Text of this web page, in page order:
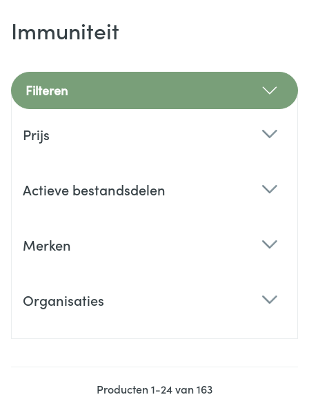
Immuniteit
Filteren
Prijs
Actieve bestandsdelen
Merken
Organisaties
Producten1-24van163